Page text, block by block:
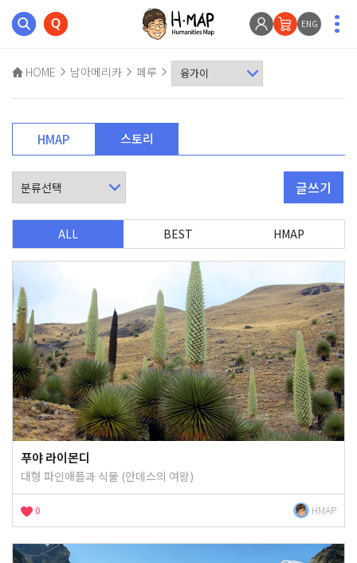
ENG
HOME 남아메리카 페루
HMAP 스토리
글쓰기
ALL BEST HMAP
푸야 라이몬디
대형 파인애플과 식물 (안데스의 여왕)
0 HMAP